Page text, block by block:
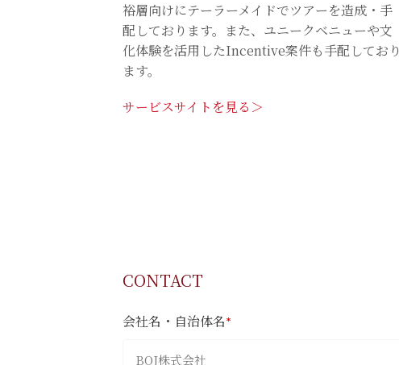
裕層向けにテーラーメイドでツアーを造成・手
配しております。また、ユニークベニューや文
化体験を活用したIncentive案件も手配しており
ます。
サービスサイトを見る＞
CONTACT
会社名・自治体名*